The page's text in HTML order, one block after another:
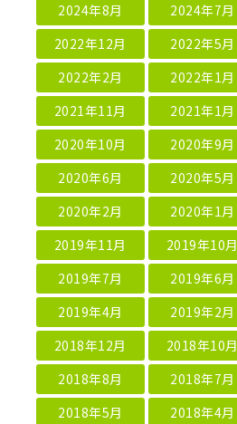
2024年8月
2024年7月
2022年12月
2022年5月
2022年2月
2022年1月
2021年11月
2021年1月
2020年10月
2020年9月
2020年6月
2020年5月
2020年2月
2020年1月
2019年11月
2019年10月
2019年7月
2019年6月
2019年4月
2019年2月
2018年12月
2018年10月
2018年8月
2018年7月
2018年5月
2018年4月